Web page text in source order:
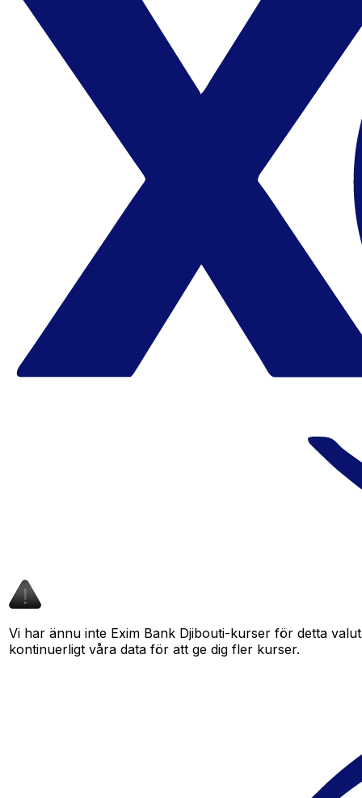
Vi har ännu inte Exim Bank Djibouti-kurser för detta
kontinuerligt våra data för att ge dig fler kurser.